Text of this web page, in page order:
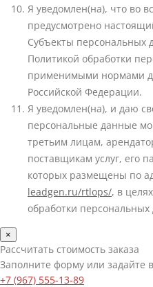
Я уведомлен(на), что во
предусмотрено
Субъекты персональных
Политикой обработки
применимыми нормами
Российской Федерации.
Я уведомлен(на), и даю
персональные данные
третьим лицам,
поставщикам услуг, его
которых размещены по
leadgen.ru/rtlops/, в
обработки
×
Рассчитать стоимость заказа
Заполните форму или задайте
+7 (967) 555-13-89